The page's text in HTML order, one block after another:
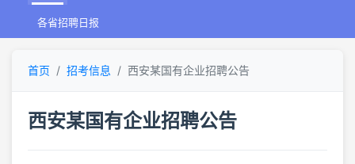
各省招聘日报
首页 招考信息 西安某国有企业招聘公告
西安某国有企业招聘公告